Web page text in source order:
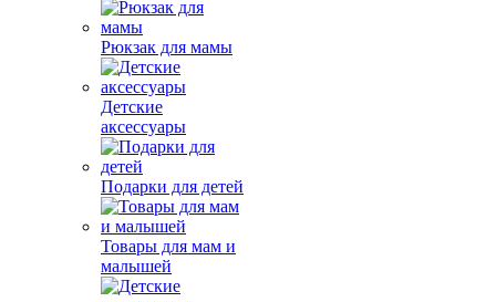
Рюкзак для мамы
Детские
аксессуары
Подарки для детей
Товары для мам и
малышей